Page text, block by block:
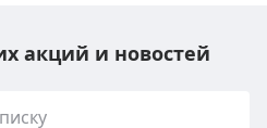
акций и новостей